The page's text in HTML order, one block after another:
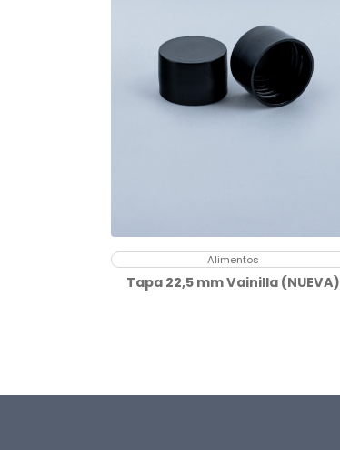
Alimentos
Tapa 22,5 mm Vainilla (NUEVA)